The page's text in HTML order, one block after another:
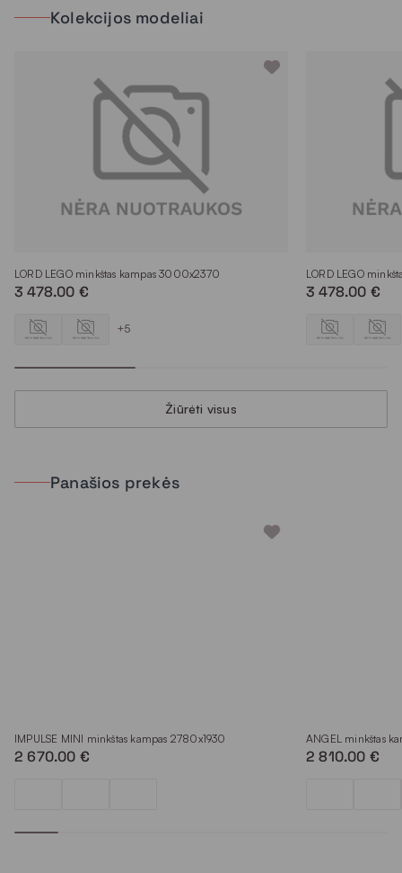
Kolekcijos modeliai
LORD LEGO minkštas kampas 3000x2370
3 478.00 €
+5
LORD LEGO
3 478.00 €
Žiūrėti visus
Panašios prekės
IMPULSE MINI minkštas kampas 2780x1930
2 670.00 €
ANGEL minkštas
2 810.00 €